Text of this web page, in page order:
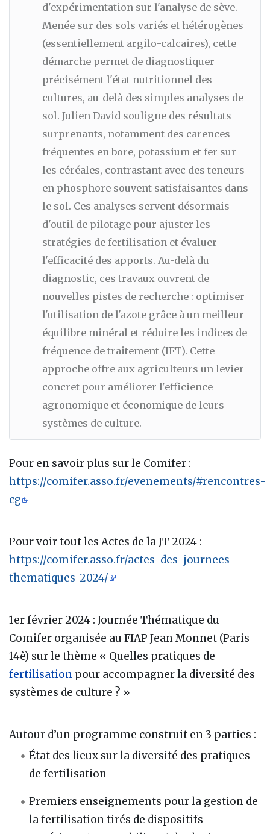
d'expérimentation sur l'analyse de sève.
Menée sur des sols variés et hétérogènes
(essentiellement argilo-calcaires), cette
démarche permet de diagnostiquer
précisément l'état nutritionnel des
cultures, au-delà des simples analyses de
sol. Julien David souligne des résultats
surprenants, notamment des carences
fréquentes en bore, potassium et fer sur
les céréales, contrastant avec des teneurs
en phosphore souvent satisfaisantes dans
le sol. Ces analyses servent désormais
d'outil de pilotage pour ajuster les
stratégies de fertilisation et évaluer
l'efficacité des apports. Au-delà du
diagnostic, ces travaux ouvrent de
nouvelles pistes de recherche : optimiser
l'utilisation de l'azote grâce à un meilleur
équilibre minéral et réduire les indices de
fréquence de traitement (IFT). Cette
approche offre aux agriculteurs un levier
concret pour améliorer l'efficience
agronomique et économique de leurs
systèmes de culture.
Pour en savoir plus sur le Comifer :
https://comifer.asso.fr/evenements/#rencontres-
cg
Pour voir tout les Actes de la JT 2024 :
https://comifer.asso.fr/actes-des-journees-
thematiques-2024/
1er février 2024 : Journée Thématique du
Comifer organisée au FIAP Jean Monnet (Paris
14è) sur le thème « Quelles pratiques de
fertilisation pour accompagner la diversité des
systèmes de culture ? »
Autour d’un programme construit en 3 parties :
État des lieux sur la diversité des pratiques
de fertilisation
Premiers enseignements pour la gestion de
la fertilisation tirés de dispositifs